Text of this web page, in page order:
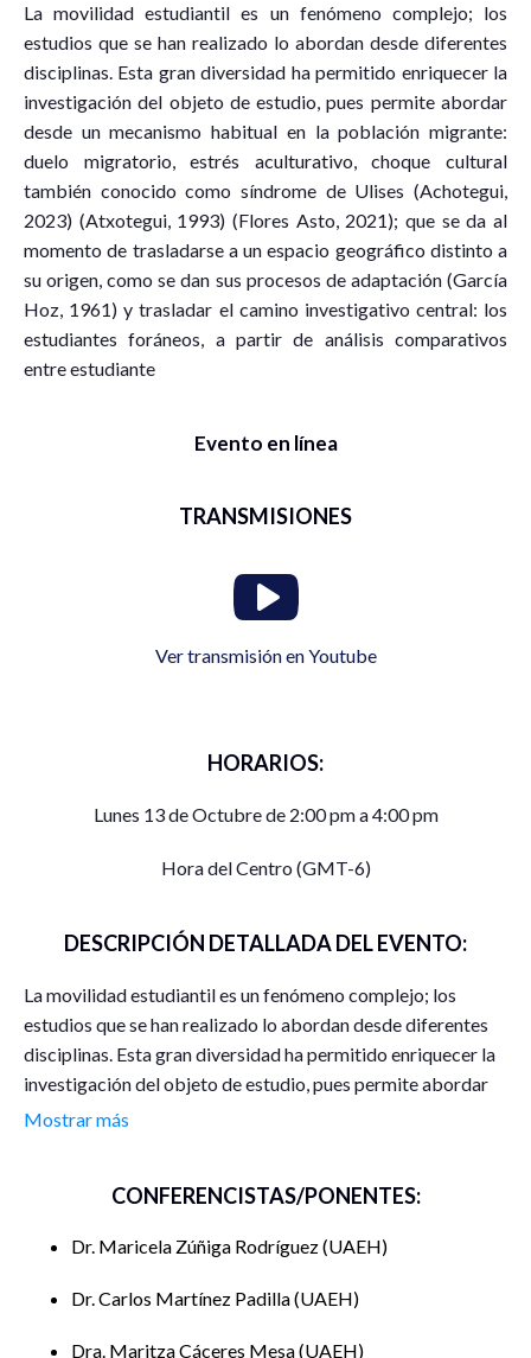
La movilidad estudiantil es un fenómeno complejo; los
estudios que se han realizado lo abordan desde diferentes
disciplinas. Esta gran diversidad ha permitido enriquecer la
investigación del objeto de estudio, pues permite abordar
desde un mecanismo habitual en la población migrante:
duelo migratorio, estrés aculturativo, choque cultural
también conocido como síndrome de Ulises (Achotegui,
2023) (Atxotegui, 1993) (Flores Asto, 2021); que se da al
momento de trasladarse a un espacio geográfico distinto a
su origen, como se dan sus procesos de adaptación (García
Hoz, 1961) y trasladar el camino investigativo central: los
estudiantes foráneos, a partir de análisis comparativos
entre estudiante
Evento en línea
TRANSMISIONES
Ver transmisión en Youtube
HORARIOS:
Lunes 13 de Octubre de 2:00 pm a 4:00 pm
Hora del Centro (GMT-6)
DESCRIPCIÓN DETALLADA DEL EVENTO:
La movilidad estudiantil es un fenómeno complejo; los
estudios que se han realizado lo abordan desde diferentes
disciplinas. Esta gran diversidad ha permitido enriquecer la
investigación del objeto de estudio, pues permite abordar
desde un mecanismo habitual en la población migrante:
2023) (Atxotegui, 1993) (Flores Asto, 2021); que se da al
su origen, como se dan sus procesos de adaptación (García
Hoz, 1961) y trasladar el camino investigativo central: los
entre estudiantes colombianos que acudieron a la
Mostrar más
CONFERENCISTAS/PONENTES:
Dr. Maricela Zúñiga Rodríguez UAEH
Dr. Carlos Martínez Padilla UAEH
Dra. Maritza Cáceres Mesa UAEH